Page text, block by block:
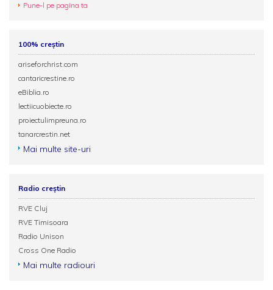
Pune-l pe pagina ta
100% creștin
ariseforchrist.com
cantaricrestine.ro
eBiblia.ro
lectiicuobiecte.ro
proiectulimpreuna.ro
tanarcrestin.net
Mai multe site-uri
Radio creștin
RVE Cluj
RVE Timisoara
Radio Unison
Cross One Radio
Mai multe radiouri